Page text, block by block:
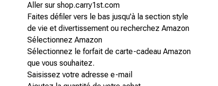
Aller sur shop.carry1st.com
Faites défiler vers le bas jusqu'à la section style
de vie et divertissement ou recherchez Amazon
Sélectionnez Amazon
Sélectionnez le forfait de carte-cadeau Amazon
que vous souhaitez.
Saisissez votre adresse e-mail